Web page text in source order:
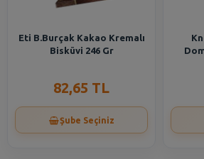
Eti B.Burçak Kakao Kremalı
Bisküvi 246 Gr
82,65 TL
Şube Seçiniz